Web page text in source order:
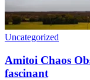
Uncategorized
Amitoi Chaos
fascinant